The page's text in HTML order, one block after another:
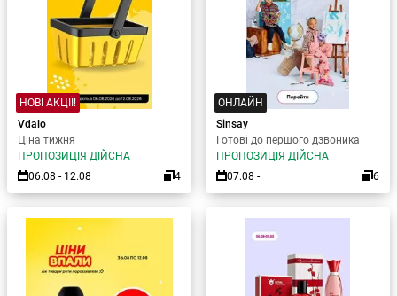
НОВІ АКЦІЇ!
Vdalo
Ціна тижня
ПРОПОЗИЦІЯ ДІЙСНА
06.08 - 12.08
4
ОНЛАЙН
Sinsay
Готові до першого дзвоника
ПРОПОЗИЦІЯ ДІЙСНА
07.08 -
6